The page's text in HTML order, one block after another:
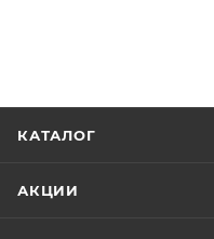
КАТАЛОГ
АКЦИИ